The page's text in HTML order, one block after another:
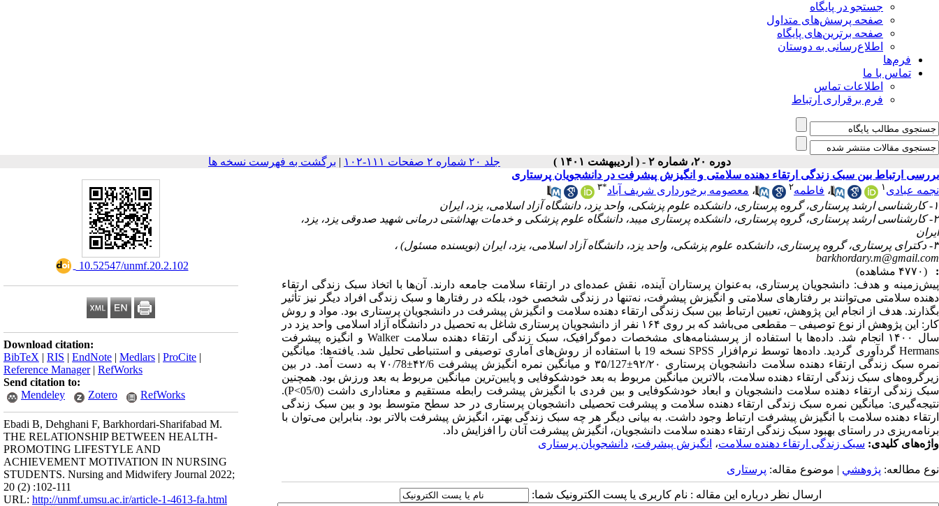
جستجو در پایگاه
صفحه پرسش‌های متداول
صفحه برترین‌های پایگاه
اطلاع‌رسانی به دوستان
فرم‌ها
تماس با ما
اطلاعات تماس
فرم برقراری ارتباط
دوره ۲۰، شماره ۲ - ( اردیبهشت ۱۴۰۱ ) جلد ۲۰ شماره ۲ صفحات ۱۱۱-۱۰۲ | برگشت به فهرست نسخه ها
‎ 10.52547/unmf.20.2.102
Download citation:
BibTeX | RIS | EndNote | Medlars | ProCite |
Reference Manager| RefWorks
Send citation to:
Mendeley
Zotero RefWorks
Ebadi B, Dehghani F, Barkhordari-Sharifabad M.
THE RELATIONSHIP BETWEEN HEALTH-
PROMOTING LIFESTYLE AND
ACHIEVEMENT MOTIVATION IN NURSING
STUDENTS. Nursing and Midwifery Journal 2022;
20 (2) :102-111
URL: http://unmf.umsu.ac.ir/article-1-4613-fa.html
بررسی ارتباط بین سبک زندگی ارتقاء دهنده سلامتی و انگیزش پیشرفت در دانشجویان پرستاری
نجمه عبادی ۱ ، فاطمه۲ ، معصومه برخورداری شریف آباد*۳
۱- کارشناسی ارشد پرستاری، گروه پرستاری، دانشکده علوم پزشکی، واحد یزد، دانشگاه آزاد اسلامی، یزد، ایران
۲- کارشناسی ارشد پرستاری، گروه پرستاری، دانشکده پرستاری میبد، دانشگاه علوم پزشکی و خدمات بهداشتی درمانی شهید صدوقی یزد، یزد،
ایران
۳- دکترای پرستاری، گروه پرستاری، دانشکده علوم پزشکی، واحد یزد، دانشگاه آزاد اسلامی، یزد، ایران (نویسنده مسئول) ،
barkhordary.m@gmail.com
:
(۴۷۷۰ مشاهده)
پیش‌زمینه و هدف: دانشجویان پرستاری، به‌عنوان پرستاران آینده، نقش عمده‌ای در ارتقاء سلامت جامعه دارند. آن‌ها با اتخاذ سبک زندگی ارتقاء
دهنده سلامتی می‌توانند بر رفتارهای سلامتی و انگیزش پیشرفت، نه‌تنها در زندگی شخصی خود، بلکه در رفتارها و سبک زندگی افراد دیگر نیز تأثیر
بگذارند. هدف از انجام این پژوهش، تعیین ارتباط بین سبک زندگی ارتقاء دهنده سلامت و انگیزش پیشرفت در دانشجویان پرستاری بود. مواد و روش
کار: این پژوهش از نوع توصیفی – مقطعی می‌باشد که بر روی ۱۶۴ نفر از دانشجویان پرستاری شاغل به تحصیل در دانشگاه آزاد اسلامی واحد یزد در
سال ۱۴۰۰ انجام شد. داده‌ها با استفاده از پرسشنامه‌های مشخصات دموگرافیک، سبک زندگی ارتقاء دهنده سلامت Walker و انگیزه پیشرفت
Hermans گردآوری گردید. داده‌ها توسط نرم‌افزار SPSS نسخه 19 با استفاده از روش‌های آماری توصیفی و استنباطی تحلیل شد. یافته‌ها: میانگین
نمره سبک زندگی ارتقاء دهنده سلامت دانشجویان پرستاری ۹۲/۲۰±۳۵/127 و میانگین نمره انگیزش پیشرفت ۴۲/6±۷۰/78 به دست آمد. در بین
زیرگروه‌های سبک زندگی ارتقاء دهنده سلامت، بالاترین میانگین مربوط به بعد خودشکوفایی و پایین‌ترین میانگین مربوط به بعد ورزش بود. همچنین
سبک زندگی ارتقاء دهنده سلامت دانشجویان و ابعاد خودشکوفایی و بین فردی با انگیزش پیشرفت رابطه مستقیم و معناداری داشت (05/0>P).
نتیجه‌گیری: میانگین نمره سبک زندگی ارتقاء دهنده سلامت و پیشرفت تحصیلی دانشجویان پرستاری در حد سطح متوسط بود و بین سبک زندگی
ارتقاء دهنده سلامت با انگیزش پیشرفت ارتباط وجود داشت. به بیانی دیگر هر چه سبک زندگی بهتر، انگیزش پیشرفت بالاتر بود. بنابراین می‌توان با
برنامه‌ریزی در راستای بهبود سبک زندگی ارتقاء دهنده سلامت دانشجویان، انگیزش پیشرفت آنان را افزایش داد.
واژه‌های کلیدی: سبک زندگی ارتقاء دهنده سلامت، انگیزش پیشرفت، دانشجویان پرستاری
نوع مطالعه: پژوهشي | موضوع مقاله: پرستاری
ارسال نظر درباره این مقاله : نام کاربری یا پست الکترونیک شما: